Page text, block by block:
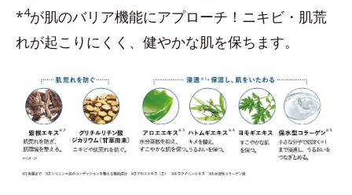
*4が肌のバリア機能にアプローチ！ニキビ・肌荒
れが起こりにくく、健やかな肌を保ちます。